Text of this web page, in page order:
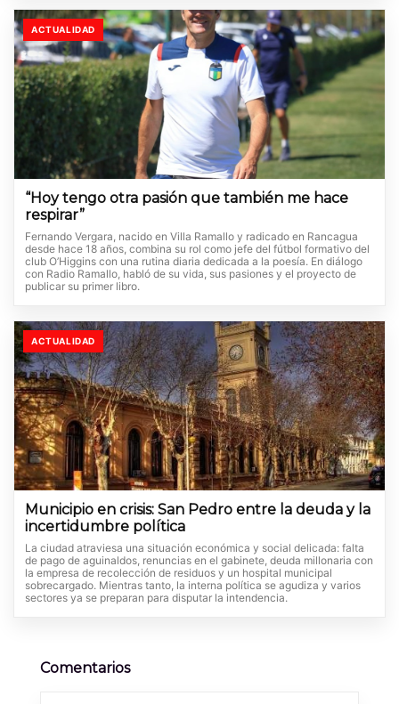
ACTUALIDAD
“Hoy tengo otra pasión que también me hace
respirar”
Fernando Vergara, nacido en Villa Ramallo y radicado en Rancagua
desde hace 18 años, combina su rol como jefe del fútbol formativo del
club O’Higgins con una rutina diaria dedicada a la poesía. En diálogo
con Radio Ramallo, habló de su vida, sus pasiones y el proyecto de
publicar su primer libro.
ACTUALIDAD
Municipio en crisis: San Pedro entre la deuda y la
incertidumbre política
La ciudad atraviesa una situación económica y social delicada: falta
de pago de aguinaldos, renuncias en el gabinete, deuda millonaria con
la empresa de recolección de residuos y un hospital municipal
sobrecargado. Mientras tanto, la interna política se agudiza y varios
sectores ya se preparan para disputar la intendencia.
Comentarios